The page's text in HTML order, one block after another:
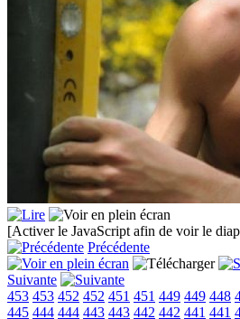
[Activer le JavaScript afin de voir le
Précédente
Suivante
453 453 452 452 451 451 449 449 448
445 444 444 443 443 442 442 441 441